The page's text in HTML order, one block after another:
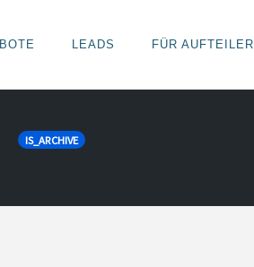
LEADS FÜR AUFTEILER
IS_ARCHIVE